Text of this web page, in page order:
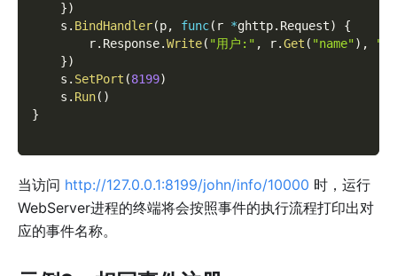
})
    s
. BindHandler(p, func( r *ghttp. Request)
{
        r
. Response.Write( "用户:" , r.Get ( "name") ,
",
})
    s
. SetPort (8199)
    s
. Run( )
}
当访问 http://127.0.0.1:8199/john/info/10000 时，运行
WebServer进程的终端将会按照事件的执行流程打印出对
应的事件名称。